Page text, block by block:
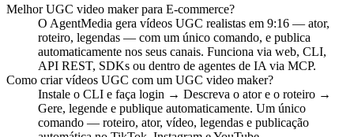
Melhor UGC video maker para E-commerce?
O AgentMedia gera vídeos UGC realistas em 9:16 — ator,
roteiro, legendas — com um único comando, e publica
automaticamente nos seus canais. Funciona via web, CLI,
API REST, SDKs ou dentro de agentes de IA via MCP.
Como criar vídeos UGC com um UGC video maker?
Instale o CLI e faça login → Descreva o ator e o roteiro →
Gere, legende e publique automaticamente. Um único
comando — roteiro, ator, vídeo, legendas e publicação